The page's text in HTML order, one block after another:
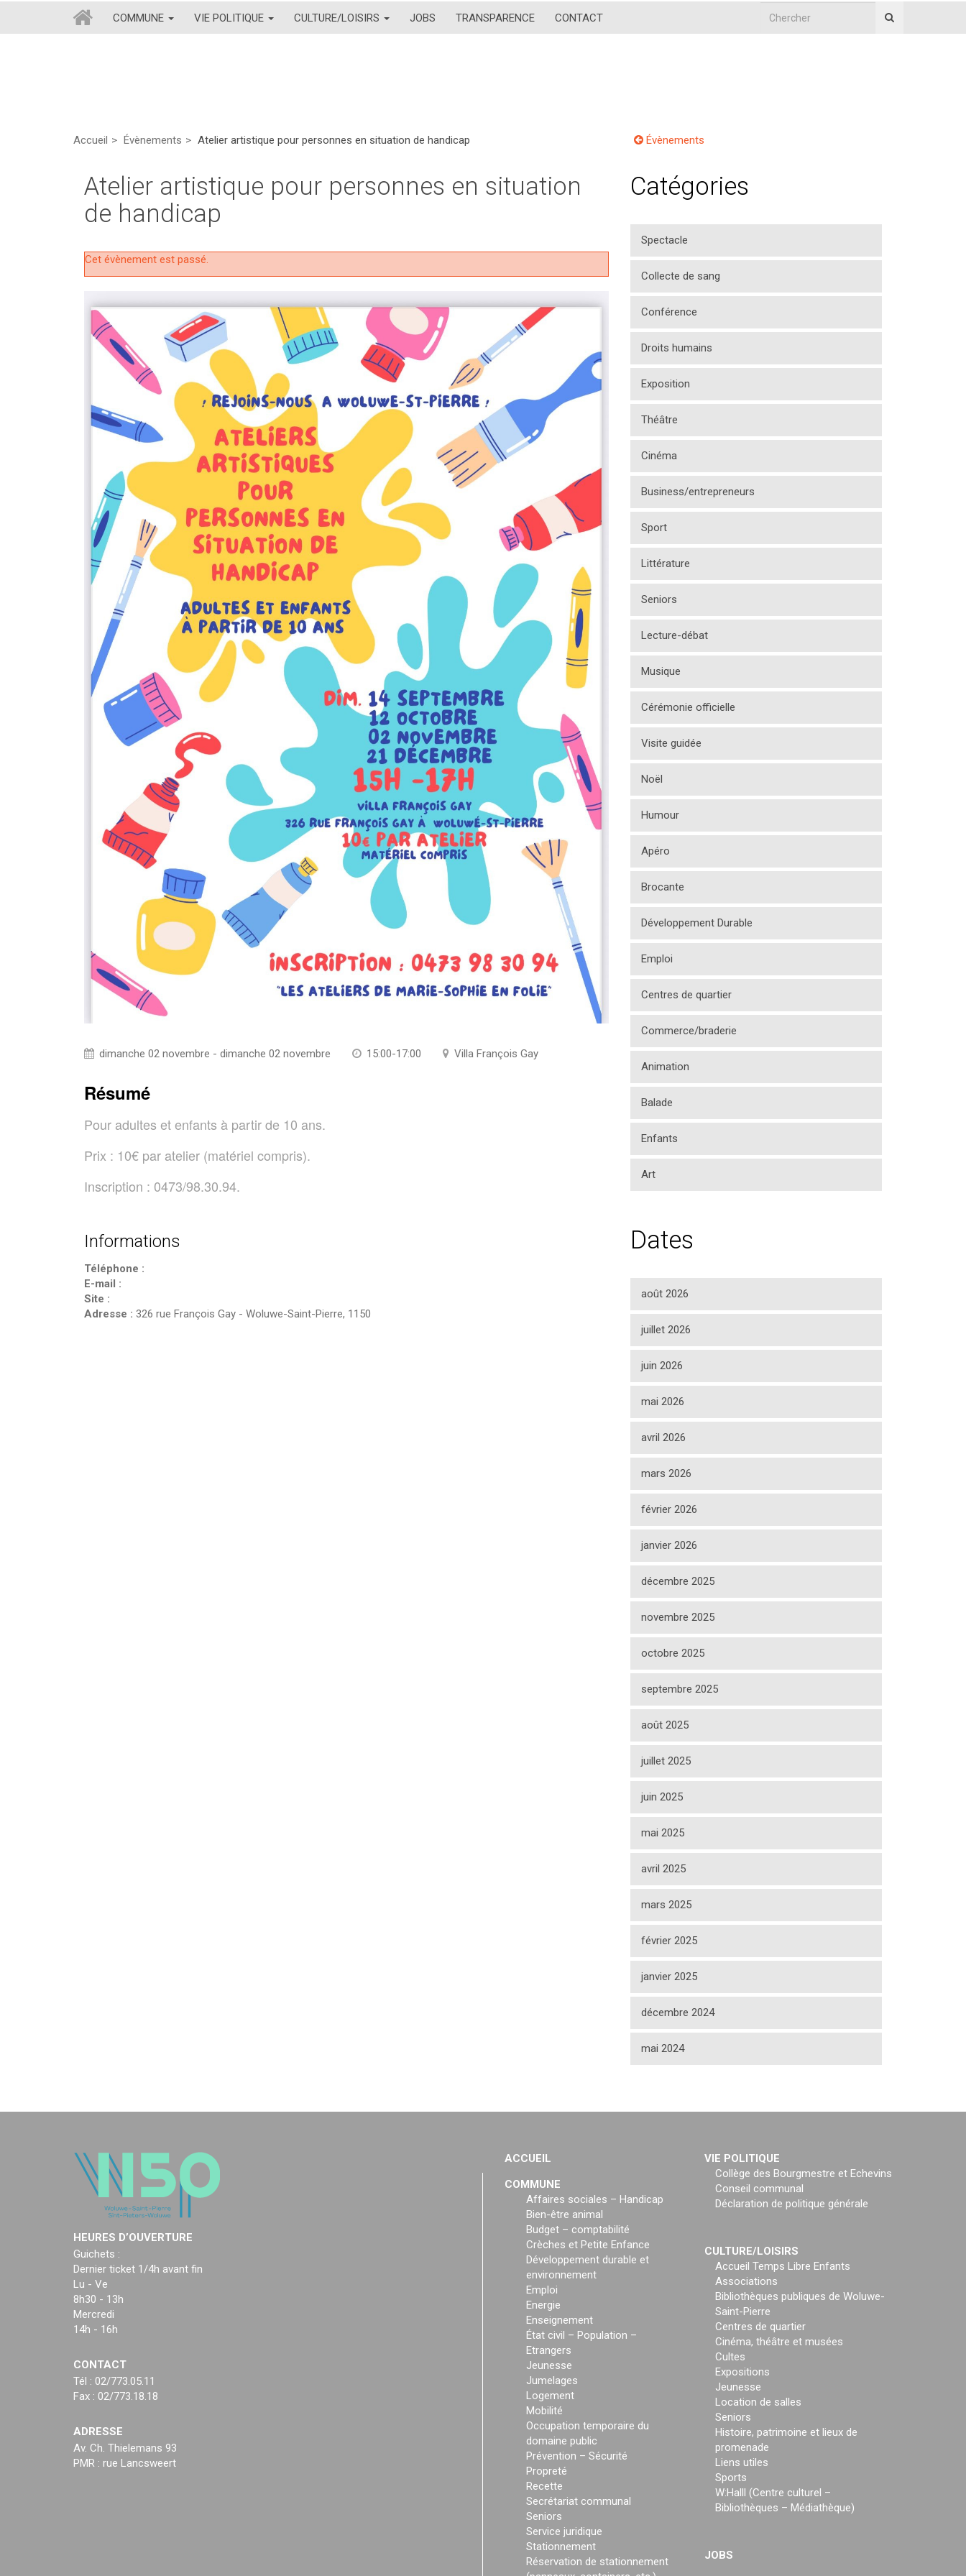
COMMUNE VIE POLITIQUE CULTURE/LOISIRS JOBS TRANSPARENCE CONTACT
Accueil Évènements Atelier artistique pour personnes en situation de handicap Évènements
Atelier artistique pour personnes en situation
de handicap
Cet évènement est passé.
dimanche 02 novembre - dimanche 02 novembre 15:00-17:00 Villa François Gay
Résumé
Pour adultes et enfants à partir de 10 ans.
Prix : 10€ par atelier (matériel compris).
Inscription : 0473/98.30.94.
Informations
Téléphone :
E-mail :
Site :
Adresse : 326 rue François Gay - Woluwe-Saint-Pierre, 1150
Catégories
Spectacle
Collecte de sang
Conférence
Droits humains
Exposition
Théâtre
Cinéma
Business/entrepreneurs
Sport
Littérature
Seniors
Lecture-débat
Musique
Cérémonie officielle
Visite guidée
Noël
Humour
Apéro
Brocante
Développement Durable
Emploi
Centres de quartier
Commerce/braderie
Animation
Balade
Enfants
Art
Dates
août 2026
juillet 2026
juin 2026
mai 2026
avril 2026
mars 2026
février 2026
janvier 2026
décembre 2025
novembre 2025
octobre 2025
septembre 2025
août 2025
juillet 2025
juin 2025
mai 2025
avril 2025
mars 2025
février 2025
janvier 2025
décembre 2024
mai 2024
HEURES D’OUVERTURE
Guichets :
Dernier ticket 1/4h avant fin
Lu - Ve
8h30 - 13h
Mercredi
14h - 16h
CONTACT
Tél : 02/773.05.11
Fax : 02/773.18.18
ADRESSE
Av. Ch. Thielemans 93
PMR : rue Lancsweert
ACCUEIL
COMMUNE
Affaires sociales – Handicap
Bien-être animal
Budget – comptabilité
Crèches et Petite Enfance
Développement durable et
environnement
Emploi
Energie
Enseignement
État civil – Population –
Etrangers
Jeunesse
Jumelages
Logement
Mobilité
Occupation temporaire du
domaine public
Prévention – Sécurité
Propreté
Recette
Secrétariat communal
Seniors
Service juridique
Stationnement
Réservation de stationnement
VIE POLITIQUE
Collège des Bourgmestre et Echevins
Conseil communal
Déclaration de politique générale
CULTURE/LOISIRS
Accueil Temps Libre Enfants
Associations
Bibliothèques publiques de Woluwe-
Saint-Pierre
Centres de quartier
Cinéma, théâtre et musées
Cultes
Expositions
Jeunesse
Location de salles
Seniors
Histoire, patrimoine et lieux de
promenade
Liens utiles
Sports
W:Halll (Centre culturel –
Bibliothèques – Médiathèque)
JOBS